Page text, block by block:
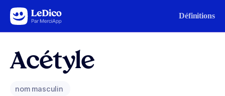
Aller au contenu Définitions
Acétyle
nom masculin